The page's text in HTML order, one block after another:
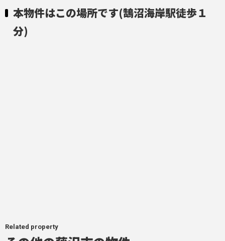
本物件はこの場所です(鵠沼海岸駅徒歩１
分)
Related property